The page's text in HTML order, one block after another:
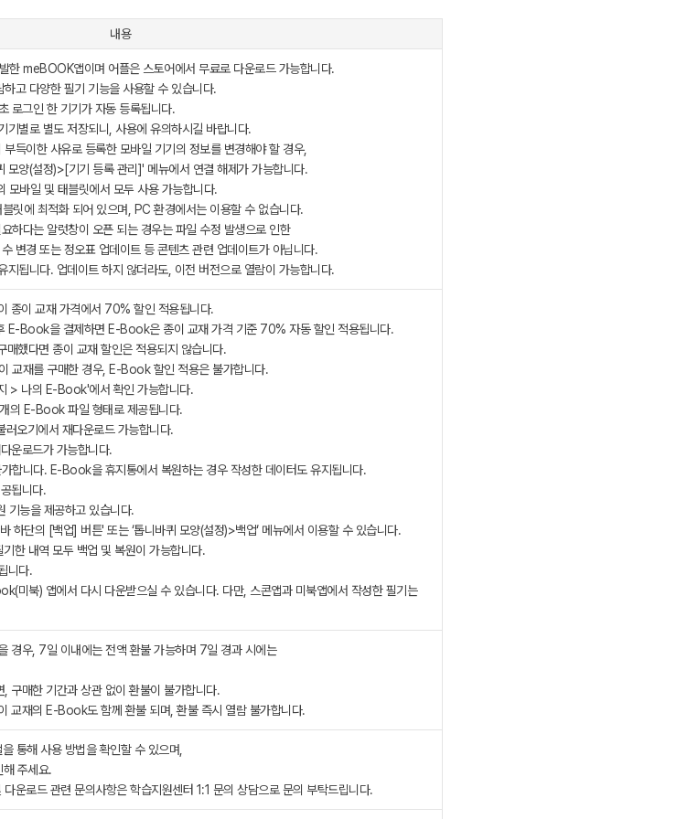
내용
한 meBOOK앱이며 어플은 스토어에서 무료로 다운로드 가능합니다.
고 다양한 필기 기능을 사용할 수 있습니다.
로그인 한 기기가 자동 등록됩니다.
기별로 별도 저장되니, 사용에 유의하시길 바랍니다.
득이한 사유로 등록한 모바일 기기의 정보를 변경해야 할 경우,
양(설정)>[기기 등록 관리]' 메뉴에서 연결 해제가 가능합니다.
바일 및 태블릿에서 모두 사용 가능합니다.
릿에 최적화 되어 있으며, PC 환경에서는 이용할 수 없습니다.
하다는 알럿창이 오픈 되는 경우는 파일 수정 발생으로 인한
변경 또는 정오표 업데이트 등 콘텐츠 관련 업데이트가 아닙니다.
지됩니다. 업데이트 하지 않더라도, 이전 버전으로 열람이 가능합니다.
이 교재 가격에서 70% 할인 적용됩니다.
E-Book을 결제하면 E-Book은 종이 교재 가격 기준 70% 자동 할인 적용됩니다.
했다면 종이 교재 할인은 적용되지 않습니다.
교재를 구매한 경우, E-Book 할인 적용은 불가합니다.
> 나의 E-Book'에서 확인 가능합니다.
의 E-Book 파일 형태로 제공됩니다.
오기에서 재다운로드 가능합니다.
운로드가 가능합니다.
합니다. E-Book을 휴지통에서 복원하는 경우 작성한 데이터도 유지됩니다.
됩니다.
기능을 제공하고 있습니다.
하단의 [백업] 버튼' 또는 ‘톱니바퀴 모양(설정)>백업‘ 메뉴에서 이용할 수 있습니다.
한 내역 모두 백업 및 복원이 가능합니다.
니다.
미북) 앱에서 다시 다운받으실 수 있습니다. 다만, 스콘앱과 미북앱에서 작성한 필기는
경우, 7일 이내에는 전액 환불 가능하며 7일 경과 시에는
구매한 기간과 상관 없이 환불이 불가합니다.
교재의 E-Book도 함께 환불 되며, 환불 즉시 열람 불가합니다.
통해 사용 방법을 확인할 수 있으며,
주세요.
운로드 관련 문의사항은 학습지원센터 1:1 문의 상담으로 문의 부탁드립니다.